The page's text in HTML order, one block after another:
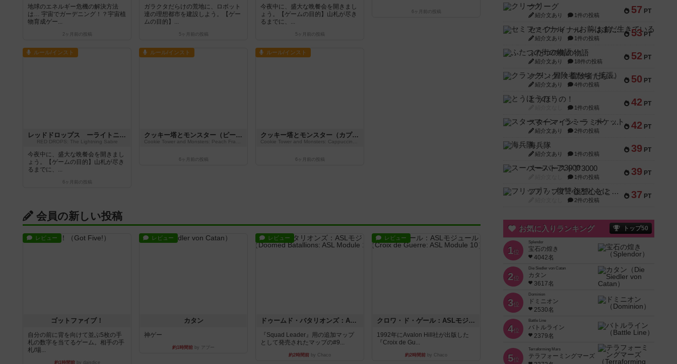
地球のエネルギー危機の解決方法
は… 宇宙でガーデニング！？宇宙植
物育成ゲー...
2ヶ月前 の投稿
ガラクタだらけの荒地に、ロボット
達の理想都市を建設しよう。【ゲー
ムの目的】...
5ヶ月前 の投稿
今夜中に、盛大な晩餐会を開きまし
ょう。【ゲームの目的】山札が尽き
るまでに、...
5ヶ月前 の投稿
6ヶ月前 の投稿
ルール/インスト
レッドドロップス ーライトニング・サーベルー
RED DROPS: The Lightning Sabre
今夜中に、盛大な晩餐会を開きまし
ょう。【ゲームの目的】山札が尽き
るまでに、...
6ヶ月前 の投稿
ルール/インスト
クッキー塔とモンスター（ピーチフラッペ）
6ヶ月前 の投稿
ルール/インスト
クッキー塔とモンスター（カプチーノフレーム）
6ヶ月前 の投稿
会員の新しい投稿
レビュー
ゴットファイブ！
自分の前に背を向けて並ぶ5枚の手
札の数字を当てるゲーム。相手の手
札/場...
約1時間前by daisdice
レビュー
カタン
神ゲー
約1時間前 by アプー
レビュー
ドゥームド・バタリオンズ：ASLモジュール11
『Squad Leader』用の追加マップ
として発売されたマップの#9...
約2時間前 by Chaco
レビュー
クロワ・ド・ゲール：ASLモジュール10
1992年にAvalon Hill社が出版した
『Croix de Gu...
約2時間前 by Chaco
57 PT
クリーグ
紹介文あり 1件の投稿
53 PT
セミファイナル ～お前はまだ生きている～
紹介文あり 1件の投稿
52 PT
ふたつの街の物語
紹介文あり 18件の投稿
50 PT
クランク! ：冒険者たち（拡張）
紹介文あり 4件の投稿
42 PT
とうほうの！
1件の投稿
42 PT
スターマイン・ラミー ポケット
紹介文あり 2件の投稿
39 PT
海兵隊
紹介文あり 1件の投稿
39 PT
スーパーストア3000
1件の投稿
37 PT
フリップ７：復讐心とともに
2件の投稿
お気に入りランキング トップ50
1位
Splendor
宝石の煌き
4042名
2位
Die Siedler von Catan
カタン
3617名
3位
Dominion
ドミニオン
2530名
4位
Battle Line
バトルライン
2379名
5位
Terraforming Mars
テラフォーミングマーズ